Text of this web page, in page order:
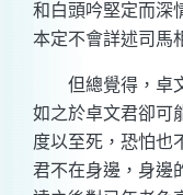
和白頭吟堅定而深
本定不會詳述司馬
但總覺得，卓文
如之於卓文君卻可
度以至死，恐怕也
君不在身邊，身邊